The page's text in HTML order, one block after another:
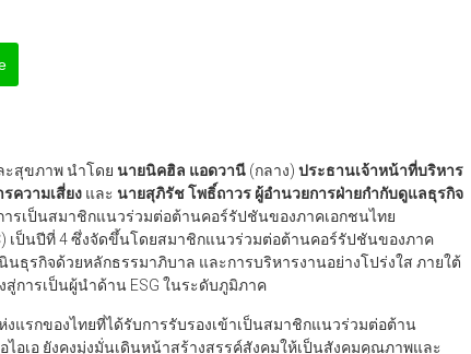
สุขภาพ นำโดย นายนิคฮิล แอดวานี (กลาง) ประธานเจ้าหน้าที่บริหาร
ความเสี่ยง และ นายสุภิรัช โพธิ์ถาวร ผู้อำนวยการฝ่ายกำกับดูแลธุรกิจ
รเป็นสมาชิกแนวร่วมต่อต้านคอร์รัปชันของภาคเอกชนไทย
เป็นปีที่ 4 ซึ่งจัดขึ้นโดยสมาชิกแนวร่วมต่อต้านคอร์รัปชันของภาค
นธุรกิจด้วยหลักธรรมาภิบาล และการบริหารงานอย่างโปร่งใส ภายใต้
การเป็นผู้นำด้าน ESG ในระดับภูมิภาค
งแรกของไทยที่ได้รับการรับรองเข้าเป็นสมาชิกแนวร่วมต่อต้าน
ไอเอ ยังคงมุ่งมั่นเดินหน้าสร้างสรรค์สังคมให้เป็นสังคมคุณภาพและ